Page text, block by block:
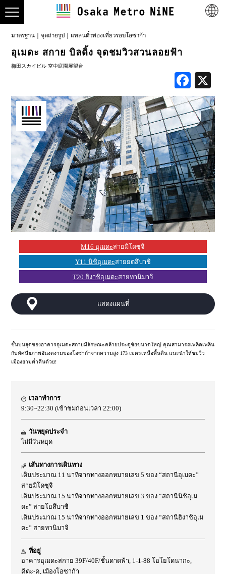
มาตรฐาน จุดถ่ายรูป แพลนตั๋วท่องเที่ยวรอบโอซาก้า
อุเมดะ สกาย บิลดิ้ง จุดชมวิวสวนลอยฟ้า
梅田スカイビル 空中庭園展望台
M16 อุเมดะสายมิโดซุจิ
Y11 นิชิอุเมดะสายยตสึบาชิ
T20 ฮิงาชิอุเมดะสายทานิมาจิ
แสดงแผนที่
ชั้นบนสุดของอาคารอุเมดะสกายมีลักษณะคล้ายประตูชัยขนาดใหญ่ คุณสามารถเพลิดเพลิน
กับทัศนียภาพอันงดงามของโอซาก้าจากความสูง 173 เมตรเหนือพื้นดิน แนะนำให้ชมวิว
เมืองยามค่ำคืนด้วย!
เวลาทำการ
9:30~22:30 (เข้าชมก่อนเวลา 22:00)
วันหยุดประจำ
ไม่มีวันหยุด
เส้นทางการเดินทาง
เดินประมาณ 11 นาทีจากทางออกหมายเลข 5 ของ “สถานีอุเมดะ”
สายมิโดซุจิ
เดินประมาณ 15 นาทีจากทางออกหมายเลข 3 ของ “สถานีนิชิอุเม
ดะ” สายโยสึบาชิ
เดินประมาณ 15 นาทีจากทางออกหมายเลข 1 ของ “สถานีฮิงาชิอุเม
ดะ” สายทานิมาจิ
ที่อยู่
อาคารอุเมดะสกาย 39F/40F/ชั้นดาดฟ้า, 1-1-88 โอโยโดนากะ,
คิตะ-คุ, เมืองโอซาก้า